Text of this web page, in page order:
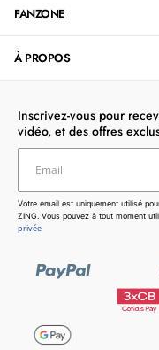
FANZONE
À PROPOS
Inscrivez-vous pour
vidéo, et des offres
à
Email
Votre email est uniquement utilisé
ZING. Vous pouvez à tout moment
privée